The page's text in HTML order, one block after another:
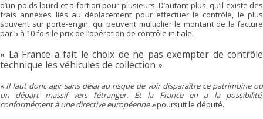
d’un poids lourd et a fortiori pour plusieurs. D’autant plus, qu’il existe des
frais annexes liés au déplacement pour effectuer le contrôle, le plus
souvent sur porte-engin, qui peuvent multiplier le montant de la facture
par 5 à 10 fois le prix de l’opération de contrôle initiale.
« La France a fait le choix de ne pas exempter de contrôle
technique les véhicules de collection »
« Il faut donc agir sans délai au risque de voir disparaître ce patrimoine ou
un départ massif vers l’étranger. Et la France en a la possibilité,
conformément à une directive européenne »poursuit le député.